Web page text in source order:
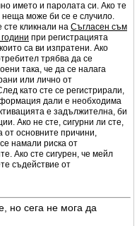
името и паролата си. Ако те
неща може би се е случило.
кликнали на Съгласен съм
при регистрацията
са ви изпратени. Ако
трябва да се
така, че да се налага
или лично от
като сте се регистрирали,
дали е необходима
е задължителна, би
Ако не сте, сигурни ли сте,
от основните причини,
намали риска от
Ако сте сигурен, че мейл
съдействие от
но сега не мога да